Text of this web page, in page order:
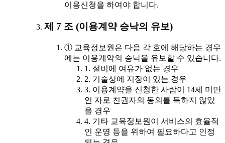
이용신청을 하여야 합니다.
제 7 조 (이용계약 승낙의 유보)
① 교육정보원은 다음 각 호에 해당하는 경우
에는 이용계약의 승낙을 유보할 수 있습니다.
1. 설비에 여유가 없는 경우
2. 기술상에 지장이 있는 경우
3. 이용계약을 신청한 사람이 14세 미만
인 자로 친권자의 동의를 득하지 않았
을 경우
4. 기타 교육정보원이 서비스의 효율적
인 운영 등을 위하여 필요하다고 인정